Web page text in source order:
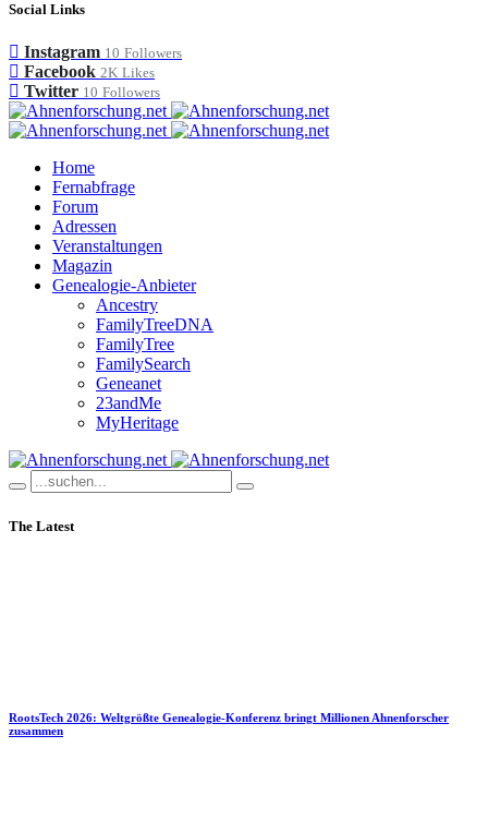
Social Links
Instagram 10 Followers
Facebook 2K Likes
Twitter 10 Followers
Home
Fernabfrage
Forum
Adressen
Veranstaltungen
Magazin
Genealogie-Anbieter
Ancestry
FamilyTreeDNA
FamilyTree
FamilySearch
Geneanet
23andMe
MyHeritage
The Latest
RootsTech 2026: Weltgrößte Genealogie-Konferenz bringt Millionen Ahnenforscher
zusammen